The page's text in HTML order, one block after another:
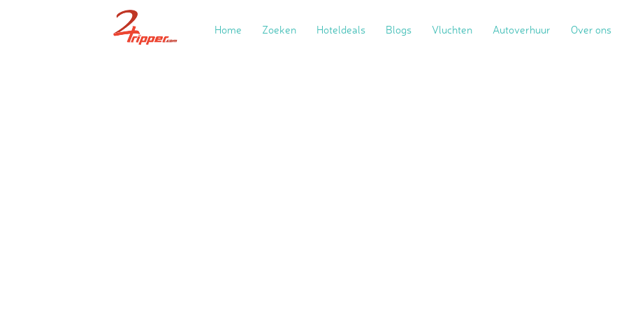
Home Zoeken Hoteldeals Blogs Vluchten Autoverhuur Over ons